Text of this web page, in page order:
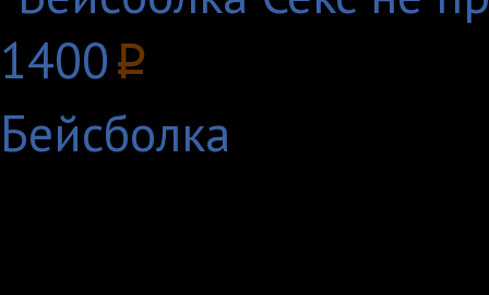
1400p
Бейсболка